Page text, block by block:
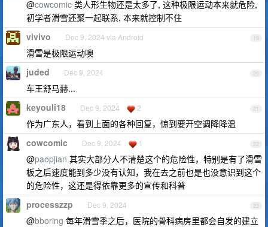
@cowcomic 类人形生物还是太多了, 这种极限运动本来就危险,
初学者滑雪还聚一起联系, 本来就控制不住
19
vivivo Dec 9, 2024 via Android
滑雪是极限运动噢
20
juded Dec 9, 2024
车王舒马赫...
21
keyouli18 Dec 9, 2024 2
作为广东人，看到上面的各种回复，惊到要开空调降降温
22
cowcomic Dec 9, 2024 1
@paopjian 其实大部分人不清楚这个的危险性，特别是有了滑雪
板之后速度能到多少没有认知，我在去之前也是也没意识到这个
的危险性，这还是得依靠更多的宣传和科普
23
processzzp Dec 9, 2024
@bboring 每年滑雪季之后，医院的骨科病房里都会自发的建立